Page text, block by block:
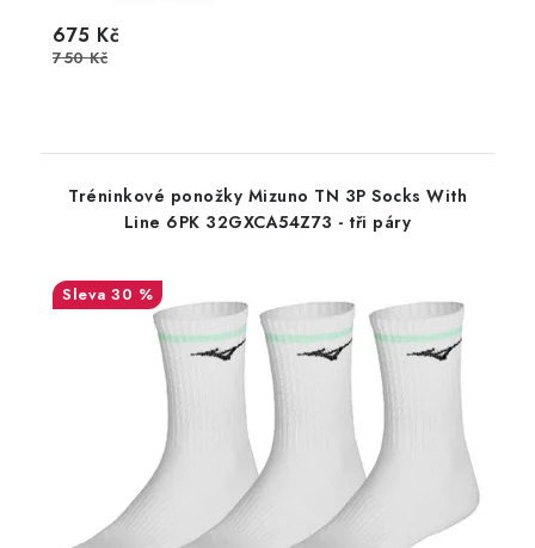
675 Kč
750 Kč
Tréninkové ponožky Mizuno TN 3P Socks With
Line 6PK 32GXCA54Z73 - tři páry
30 %